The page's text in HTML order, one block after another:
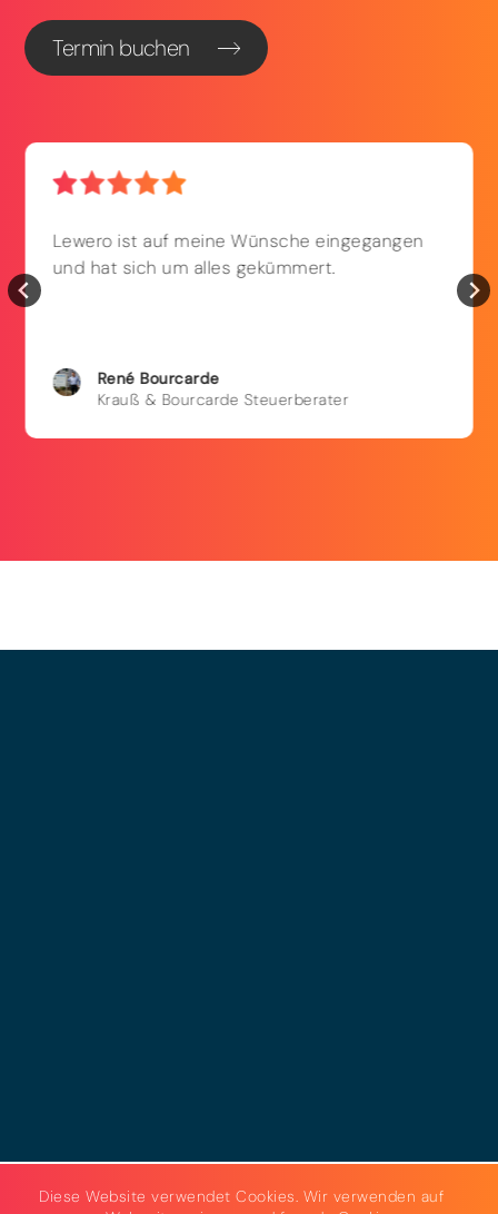
Termin buchen
Lewero ist auf meine Wünsche eingegangen
und hat sich um alles gekümmert.
René Bourcarde
Krauß & Bourcarde Steuerberater
Diese Website verwendet Cookies. Wir verwenden auf